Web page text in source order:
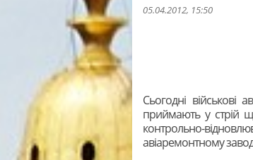
05.04.2012, 15:50
Сьогодні військові
приймають у стрій
контрольно-
авіаремонтному